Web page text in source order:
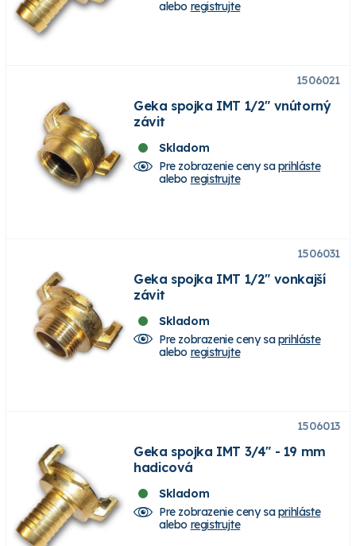
alebo registrujte
1506021
Geka spojka IMT 1/2" vnútorný
závit
Skladom
Pre zobrazenie ceny saprihláste
alebo registrujte
1506031
Geka spojka IMT 1/2" vonkajší
závit
Skladom
Pre zobrazenie ceny saprihláste
alebo registrujte
1506013
Geka spojka IMT 3/4" - 19 mm
hadicová
Skladom
Pre zobrazenie ceny saprihláste
alebo registrujte